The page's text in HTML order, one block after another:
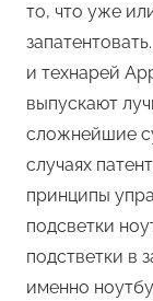
то, что уже
и технарей
выпускают
сложнейшие
случаях
принципы
подсветки
подстветки в
именно